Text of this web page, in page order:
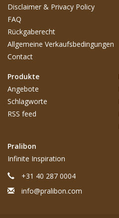
Disclaimer & Privacy Policy
FAQ
Rückgaberecht
Allgemeine Verkaufsbedingungen
Contact
Produkte
Angebote
Schlagworte
RSS feed
Pralibon
Infinite Inspiration
+31 40 287 0004
info@pralibon.com